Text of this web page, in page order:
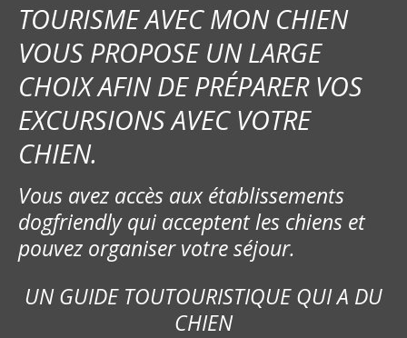
TOURISME AVEC MON CHIEN
VOUS PROPOSE UN LARGE
CHOIX AFIN DE PRÉPARER VOS
EXCURSIONS AVEC VOTRE
CHIEN.
Vous avez accès aux établissements
dogfriendly qui acceptent les chiens et
pouvez organiser votre séjour.
UN GUIDE TOUTOURISTIQUE QUI A DU
CHIEN